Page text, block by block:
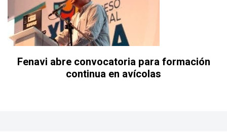
Fenavi abre convocatoria para formación
continua en avícolas